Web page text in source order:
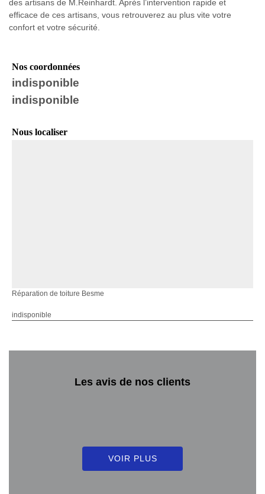
des artisans de M.Reinhardt. Après l’intervention rapide et
efficace de ces artisans, vous retrouverez au plus vite votre
confort et votre sécurité.
Nos coordonnées
indisponible
indisponible
Nous localiser
Réparation de toiture Besme
indisponible
Les avis de nos clients
VOIR PLUS